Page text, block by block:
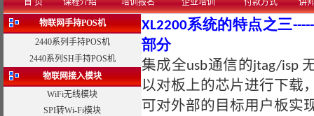
物联网手持POS机
2440系列手持POS机
2440系列SH手持POS机
物联网接入模块
WiFi无线模块
SPI转Wi-Fi模块
XL2200系统的特点之三
部分
集成全usb通信的jtag/isp
以对板上的芯片进行下载
可对外部的目标用户板实